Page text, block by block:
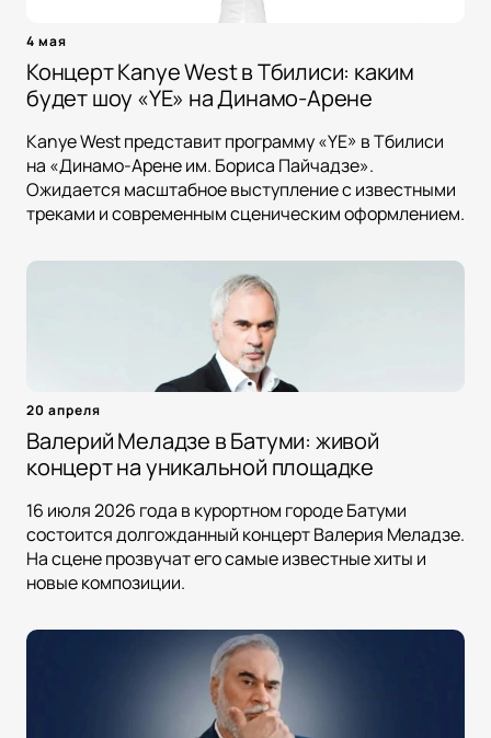
4 мая
Концерт Kanye West в Тбилиси: каким
будет шоу «YE» на Динамо-Арене
Kanye West представит программу «YE» в Тбилиси
на «Динамо-Арене им. Бориса Пайчадзе».
Ожидается масштабное выступление с известными
треками и современным сценическим оформлением.
20 апреля
Валерий Меладзе в Батуми: живой
концерт на уникальной площадке
16 июля 2026 года в курортном городе Батуми
состоится долгожданный концерт Валерия Меладзе.
На сцене прозвучат его самые известные хиты и
новые композиции.